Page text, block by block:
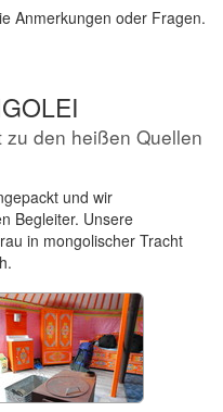
Anmerkungen oder Fragen.
den heißen Quellen
und wir
Begleiter. Unsere
in mongolischer Tracht